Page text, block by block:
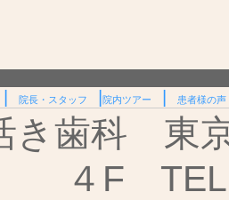
| 院長・スタッフ |院内ツアー | 患者様の声
き歯科 東
４F